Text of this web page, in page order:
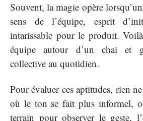
Souvent, la magie opère
sens de l’équipe, esprit
intarissable pour le produit.
équipe autour d’un chai et
collective au quotidien.
Pour évaluer ces aptitudes, rien
où le ton se fait plus informel,
terrain pour observer le geste,